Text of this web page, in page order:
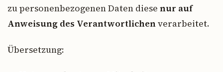
zu personenbezogenen Daten diese nur auf
Anweisung des Verantwortlichenverarbeitet.
Übersetzung: